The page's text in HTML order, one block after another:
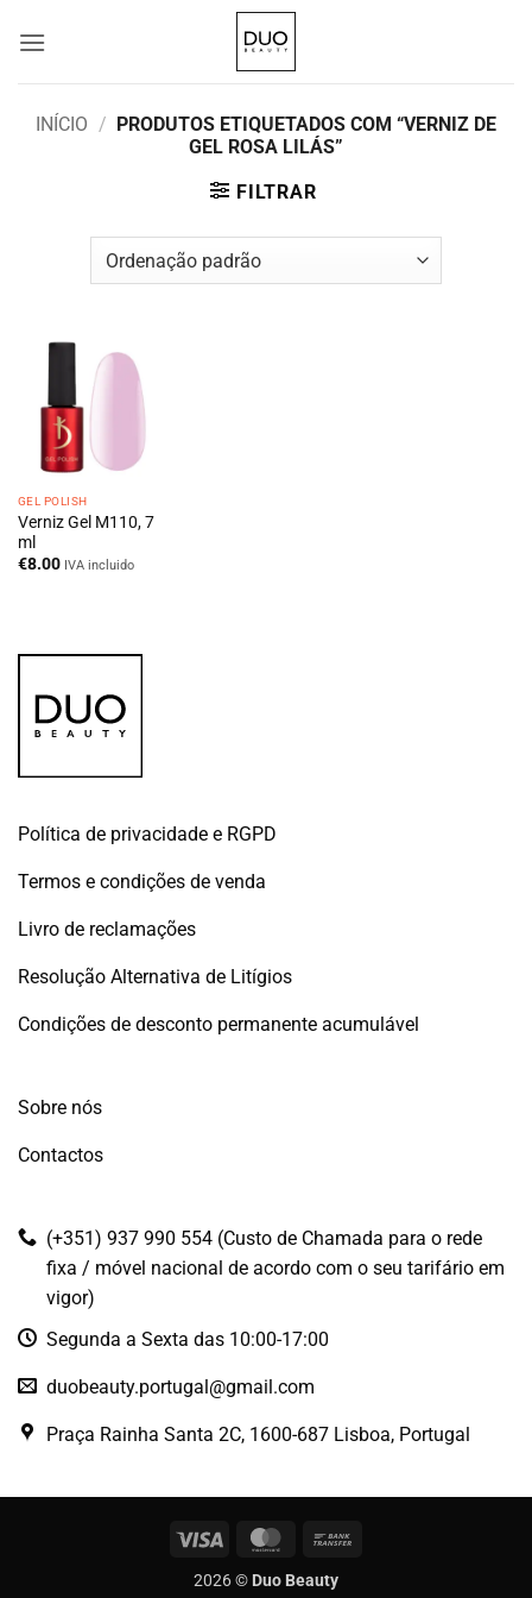
INÍCIO / PRODUTOS ETIQUETADOS COM “VERNIZ DE
GEL ROSA LILÁS”
FILTRAR
GEL POLISH
Verniz Gel M110, 7
ml
€8.00 IVA incluido
Política de privacidade e RGPD
Termos e condições de venda
Livro de reclamações
Resolução Alternativa de Litígios
Condições de desconto permanente acumulável
Sobre nós
Contactos
(+351) 937 990 554 (Custo de Chamada para o rede
fixa / móvel nacional de acordo com o seu tarifário em
vigor)
Segunda a Sexta das 10:00-17:00
duobeauty.portugal@gmail.com
Praça Rainha Santa 2C, 1600-687 Lisboa, Portugal
Visa MasterCard
2026 © Duo Beauty